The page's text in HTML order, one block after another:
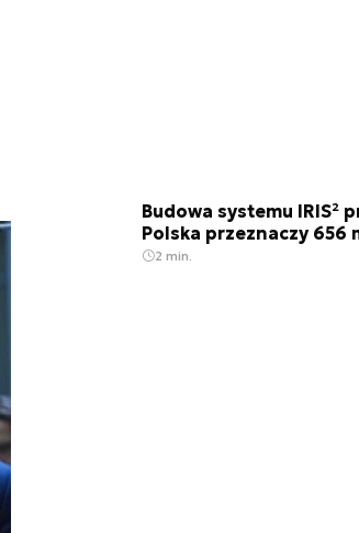
Budowa systemu IRIS²
Polska przeznaczy 656
2 min.